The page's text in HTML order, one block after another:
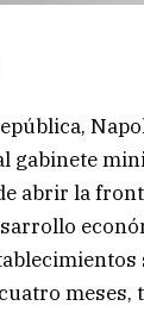
gabinete
abrir la
meses,